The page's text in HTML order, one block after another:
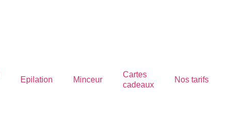
Epilation Minceur
Cartes
cadeaux
Nos tarifs